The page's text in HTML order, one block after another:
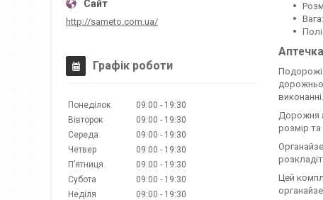
Подорожі
виконанні.
Дорожня
розмір та
Цей
http://sameto.com.ua/
Графік роботи
Понеділок 09:00
19:30
Вівторок
09:00
19:30
Середа
09:00
19:30
Четвер
09:00
19:30
Пʼятниця
09:00
19:30
Субота
09:00
19:30
Неділя
09:00 19:30